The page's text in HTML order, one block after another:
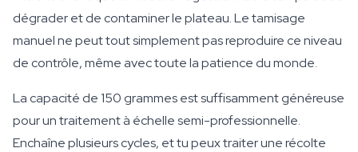
dégrader et de contaminer le plateau. Le tamisage
manuel ne peut tout simplement pas reproduire ce niveau
de contrôle, même avec toute la patience du monde.
La capacité de 150 grammes est suffisamment généreuse
pour un traitement à échelle semi-professionnelle.
Enchaîne plusieurs cycles, et tu peux traiter une récolte